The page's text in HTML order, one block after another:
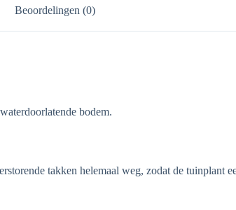
Beoordelingen (0)
bodem.
takken helemaal weg, zodat de tuinplant